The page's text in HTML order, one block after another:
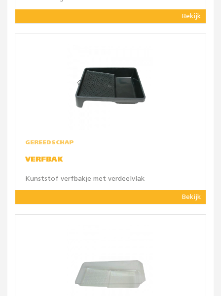
Bekijk
GEREEDSCHAP
VERFBAK
Kunststof verfbakje met verdeelvlak
Bekijk